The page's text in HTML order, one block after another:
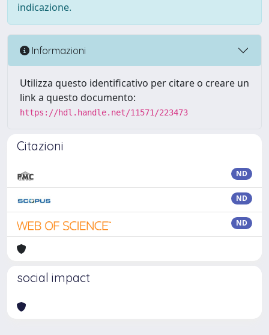
indicazione.
Informazioni
Utilizza questo identificativo per citare o creare un
link a questo documento:
https://hdl.handle.net/11571/223473
Citazioni
ND
ND
ND
social impact